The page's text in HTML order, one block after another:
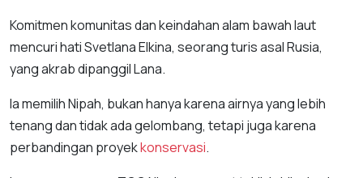
Komitmen komunitas dan keindahan alam bawah laut
mencuri hati Svetlana Elkina, seorang turis asal Rusia,
yang akrab dipanggil Lana.
Ia memilih Nipah, bukan hanya karena airnya yang lebih
tenang dan tidak ada gelombang, tetapi juga karena
perbandingan proyekkonservasi.